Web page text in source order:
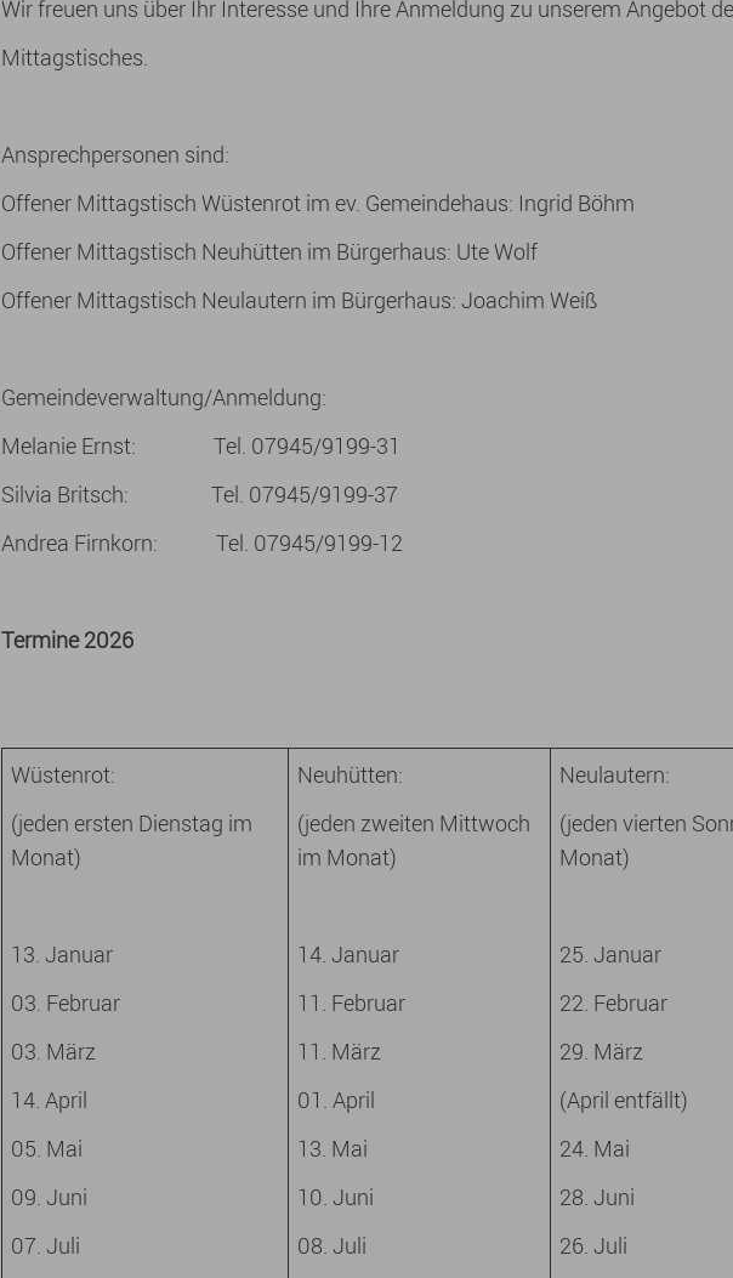
Wir freuen uns über Ihr Interesse und Ihre Anmeldung zu unserem Angebot
Mittagstisches.
Ansprechpersonen sind:
Offener Mittagstisch Wüstenrot im ev. Gemeindehaus: Ingrid Böhm
Offener Mittagstisch Neuhütten im Bürgerhaus: Ute Wolf
Offener Mittagstisch Neulautern im Bürgerhaus: Joachim Weiß
Gemeindeverwaltung/Anmeldung:
Melanie Ernst: Tel. 07945/9199-31
Silvia Britsch: Tel. 07945/9199-37
Andrea Firnkorn: Tel. 07945/9199-12
Termine 2026
Wüstenrot:
(jeden ersten Dienstag im
Monat)
13. Januar
03. Februar
03. März
14. April
05. Mai
09. Juni
07. Juli
Neuhütten:
(jeden zweiten Mittwoch
im Monat)
14. Januar
11. Februar
11. März
01. April
13. Mai
10. Juni
08. Juli
Neulautern:
(jeden vierten
Monat)
25. Januar
22. Februar
29. März
(April entfällt)
24. Mai
28. Juni
26. Juli